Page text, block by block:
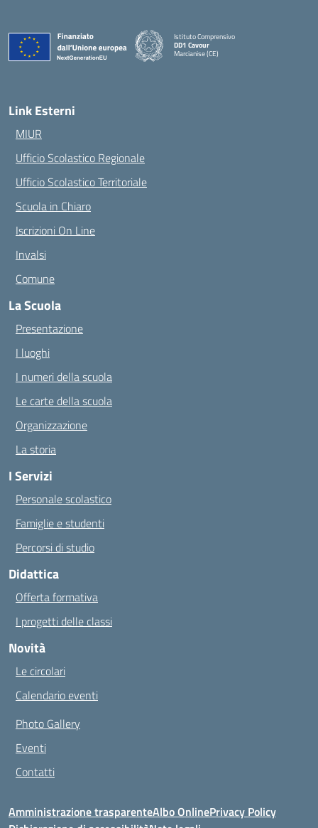
Istituto Comprensivo
DD1 Cavour
Marcianise (CE)
Link Esterni
MIUR
Ufficio Scolastico Regionale
Ufficio Scolastico Territoriale
Scuola in Chiaro
Iscrizioni On Line
Invalsi
Comune
La Scuola
Presentazione
I luoghi
I numeri della scuola
Le carte della scuola
Organizzazione
La storia
I Servizi
Personale scolastico
Famiglie e studenti
Percorsi di studio
Didattica
Offerta formativa
I progetti delle classi
Novità
Le circolari
Calendario eventi
Photo Gallery
Eventi
Contatti
Amministrazione trasparenteAlbo OnlinePrivacy Policy